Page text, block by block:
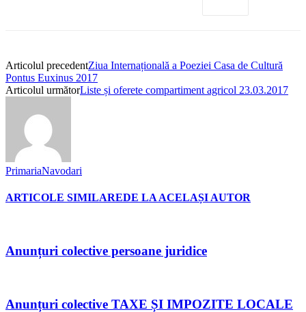
Articolul precedentZiua Internațională a Poeziei Casa de Cultură
Pontus Euxinus 2017
Articolul următorListe și oferete compartiment agricol 23.03.2017
PrimariaNavodari
ARTICOLE SIMILAREDE LA ACELAȘI AUTOR
Anunțuri colective persoane juridice
Anunțuri colective TAXE ȘI IMPOZITE LOCALE